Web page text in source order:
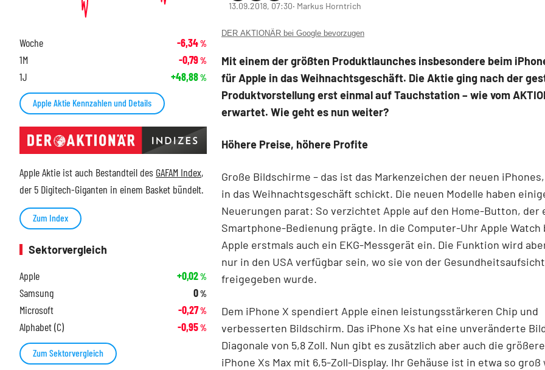
13.09.2018, 07:30‧ Markus Horntrich
DER AKTIONÄR bei Google bevorzugen
Mit einem der größten Produktlaunches insbesondere beim
für Apple in das Weihnachtsgeschäft. Die Aktie ging nach der
Produktvorstellung erst einmal auf Tauchstation – wie vom
erwartet. Wie geht es nun weiter?
Höhere Preise, höhere Profite
Große Bildschirme – das ist das Markenzeichen der neuen
in das Weihnachtsgeschäft schickt. Die neuen Modelle haben
Neuerungen parat: So verzichtet Apple auf den Home-Button, der
Smartphone-Bedienung prägte. In die Computer-Uhr Apple Watch
Apple erstmals auch ein EKG-Messgerät ein. Die Funktion wird
nur in den USA verfügbar sein, wo sie von der Gesundheitsaufsicht
freigegeben wurde.
Dem iPhone X spendiert Apple einen leistungsstärkeren Chip und
verbesserten Bildschirm. Das iPhone Xs hat eine unveränderte
Diagonale von 5,8 Zoll. Nun gibt es zusätzlich aber auch die
iPhone Xs Max mit 6,5-Zoll-Display. Ihr Gehäuse ist in etwa so groß
Woche -6,34%
1M -0,79%
1J +48,88%
Apple Aktie Kennzahlen und Details
Apple Aktie ist auch Bestandteil des GAFAM Index,
der 5 Digitech-Giganten in einem Basket bündelt.
Zum Index
Sektorvergleich
Apple
+0,02%
Samsung 0%
Microsoft -0,27%
Alphabet (C) -0,95%
Zum Sektorvergleich